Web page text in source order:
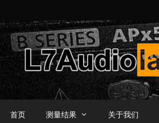
内
容
首页 测量结果 关于我们